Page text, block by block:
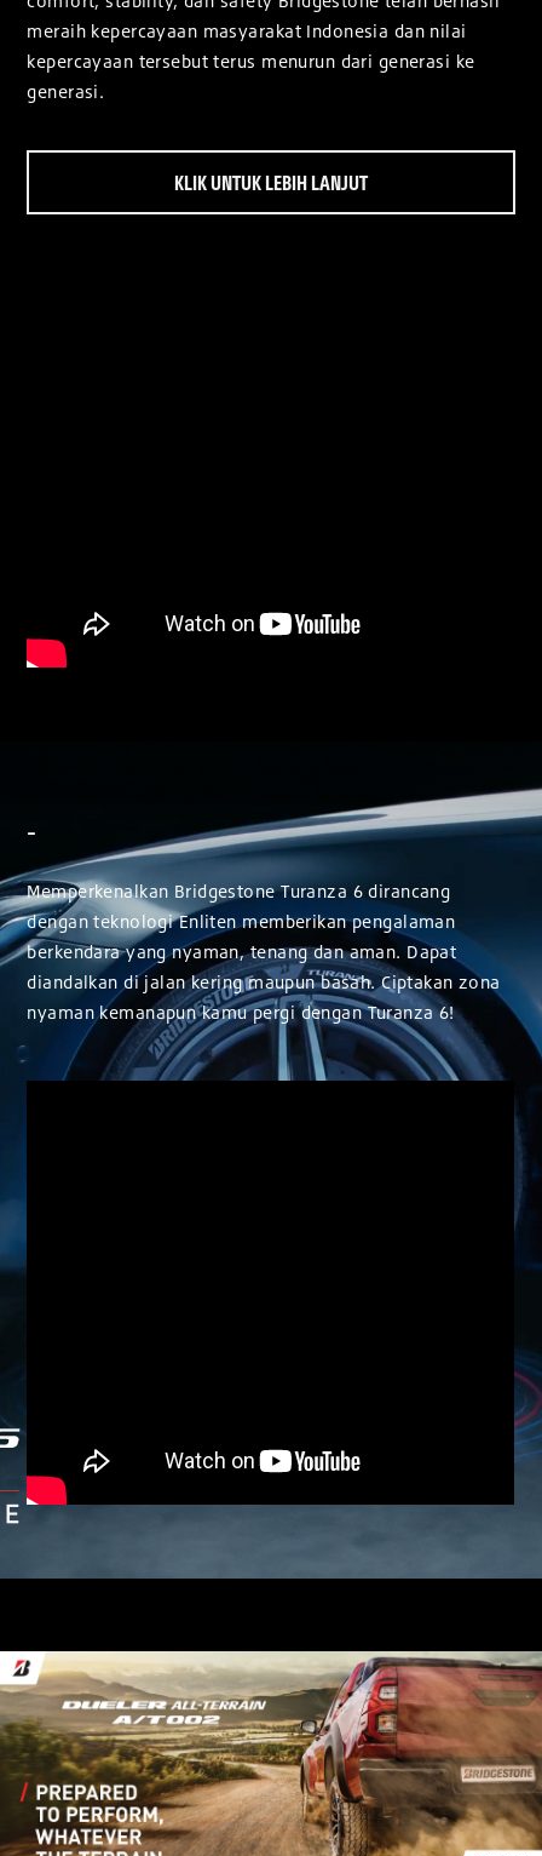
meraih kepercayaan masyarakat Indonesia dan nilai
kepercayaan tersebut terus menurun dari generasi ke
generasi.
KLIK UNTUK LEBIH LANJUT
-
Memperkenalkan Bridgestone Turanza 6 dirancang
dengan teknologi Enliten memberikan pengalaman
berkendara yang nyaman, tenang dan aman. Dapat
diandalkan di jalan kering maupun basah. Ciptakan zona
nyaman kemanapun kamu pergi dengan Turanza 6!